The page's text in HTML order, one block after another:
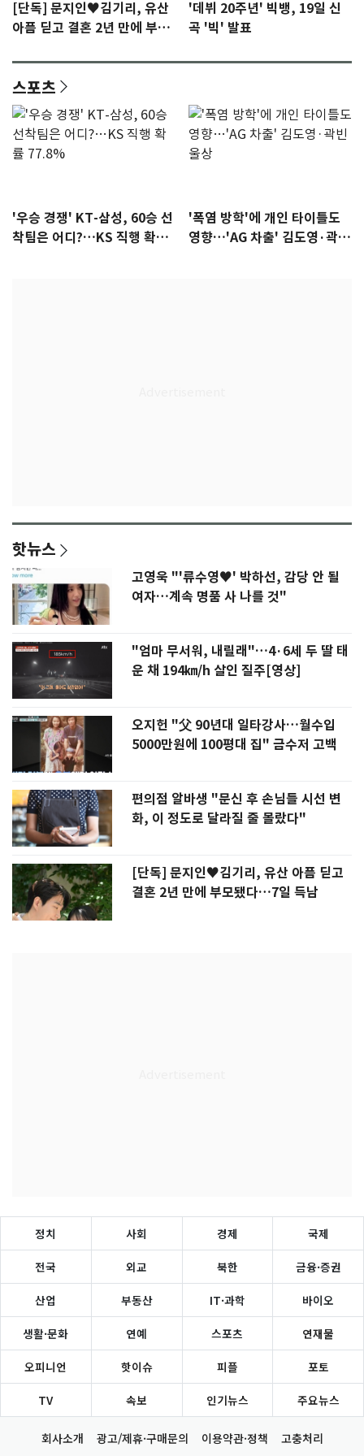
[단독] 문지인♥김기리, 유산
아픔 딛고 결혼 2년 만에 부모
'데뷔 20주년' 빅뱅, 19일 신
곡 '빅' 발표
스포츠
'우승 경쟁' KT-삼성, 60승 선
착팀은 어디?…KS 직행 확률
'폭염 방학'에 개인 타이틀도
영향…'AG 차출' 김도영·곽빈
핫뉴스
고영욱 "'류수영♥' 박하선, 감당 안 될
여자…계속 명품 사 나를 것"
"엄마 무서워, 내릴래"…4·6세 두 딸 태
운 채 194㎞/h 살인 질주[영상]
오지헌 "父 90년대 일타강사…월수입
5000만원에 100평대 집" 금수저 고백
편의점 알바생 "문신 후 손님들 시선 변
화, 이 정도로 달라질 줄 몰랐다"
[단독] 문지인♥김기리, 유산 아픔 딛고
결혼 2년 만에 부모됐다…7일 득남
정치 사회 경제 국제
전국 외교 북한 금융·증권
산업 부동산 IT·과학 바이오
생활·문화 연예 스포츠 연재물
오피니언 핫이슈 피플 포토
TV 속보 인기뉴스 주요뉴스
회사소개 광고/제휴·구매문의 이용약관·정책 고충처리